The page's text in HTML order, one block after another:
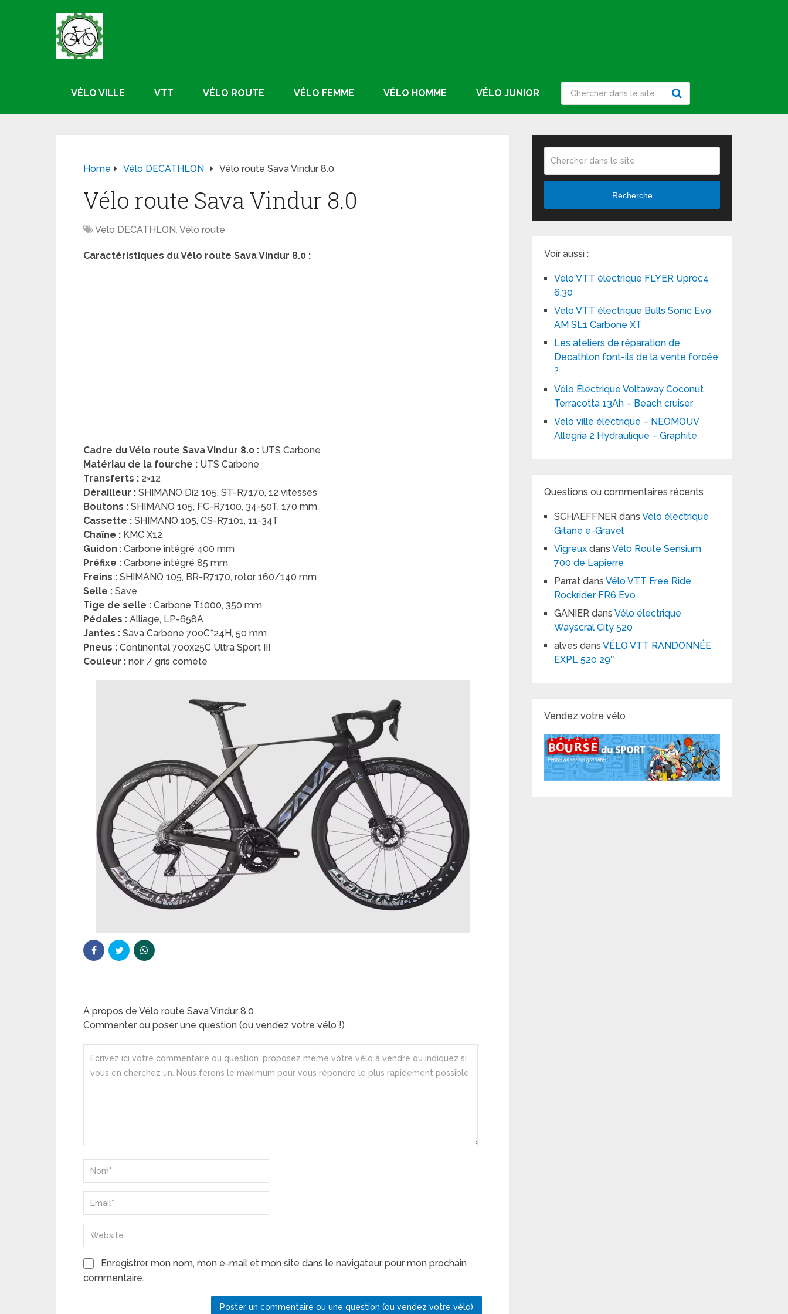
VÉLO VILLE VTT VÉLO ROUTE VÉLO FEMME VÉLO HOMME VÉLO JUNIOR
Home Vélo DECATHLON Vélo route Sava Vindur 8.0
Vélo route Sava Vindur 8.0
Vélo DECATHLON, Vélo route
Caractéristiques du Vélo route Sava Vindur 8.0 :
Cadre du Vélo route Sava Vindur 8.0 : UTS Carbone
Matériau de la fourche : UTS Carbone
Transferts : 2×12
Dérailleur : SHIMANO Di2 105, ST-R7170, 12 vitesses
Boutons : SHIMANO 105, FC-R7100, 34-50T, 170 mm
Cassette : SHIMANO 105, CS-R7101, 11-34T
Chaîne : KMC X12
Guidon : Carbone intégré 400 mm
Préfixe : Carbone intégré 85 mm
Freins : SHIMANO 105, BR-R7170, rotor 160/140 mm
Selle : Save
Tige de selle : Carbone T1000, 350 mm
Pédales : Alliage, LP-658A
Jantes : Sava Carbone 700C*24H, 50 mm
Pneus : Continental 700x25C Ultra Sport III
Couleur : noir / gris comète
A propos de Vélo route Sava Vindur 8.0
Commenter ou poser une question (ou vendez votre vélo !)
Enregistrer mon nom, mon e-mail et mon site dans le navigateur pour mon prochain
commentaire.
Recherche
Voir aussi :
Vélo VTT électrique FLYER Uproc4
6.30
Vélo VTT électrique Bulls Sonic Evo
AM SL1 Carbone XT
Les ateliers de réparation de
Decathlon font-ils de la vente forcée
?
Vélo Électrique Voltaway Coconut
Terracotta 13Ah – Beach cruiser
Vélo ville électrique – NEOMOUV
Allegria 2 Hydraulique – Graphite
Questions ou commentaires récents
SCHAEFFNER dansVélo électrique
Gitane e-Gravel
Vigreux dansVélo Route Sensium
700 de Lapierre
Parrat dansVélo VTT Free Ride
Rockrider FR6 Evo
GANIER dansVélo électrique
Wayscral City 520
alves dansVÉLO VTT RANDONNÉE
EXPL 520 29″
Vendez votre vélo